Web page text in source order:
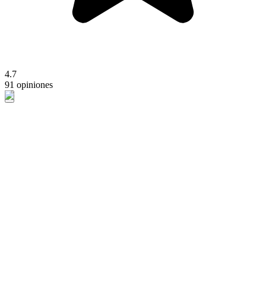
4.7
91 opiniones